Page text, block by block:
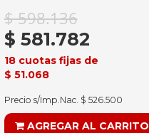
$ 598.136
$ 581.782
18 cuotas fijas de
$ 51.068
Precio s/Imp.Nac. $ 526.500
AGREGAR AL CARRITO